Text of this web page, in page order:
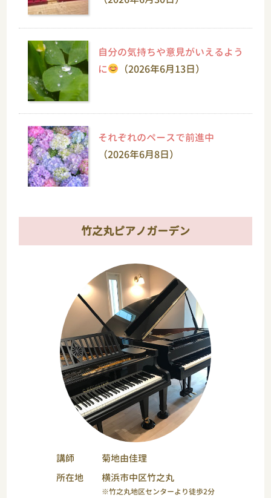
自分の気持ちや意見がいえるよう
に
（2026年6月13日）
それぞれのペースで前進中
（2026年6月8日）
竹之丸ピアノガーデン
講師
菊地由佳理
所在地
横浜市中区竹之丸
※竹之丸地区センターより徒歩2分